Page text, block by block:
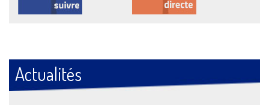
Actualités